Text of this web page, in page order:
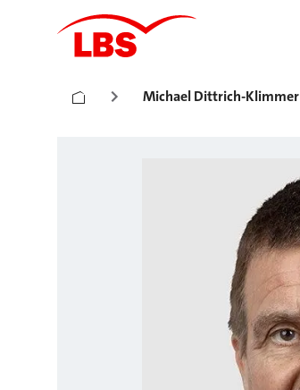
Michael Dittrich-Klimmer